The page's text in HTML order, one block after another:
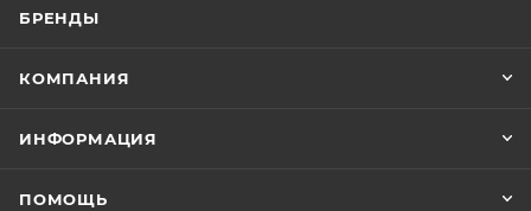
БРЕНДЫ
КОМПАНИЯ
ИНФОРМАЦИЯ
ПОМОЩЬ